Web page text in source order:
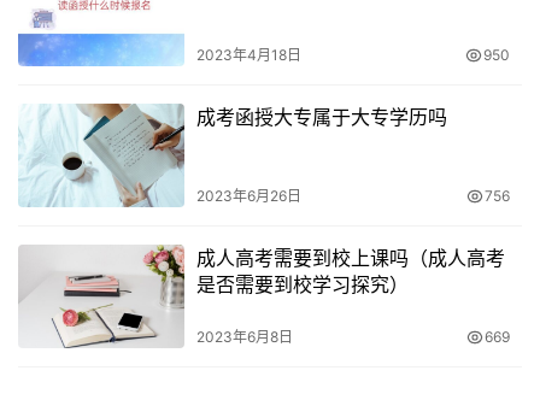
2023年4月18日 950
成考函授大专属于大专学历吗
2023年6月26日 756
成人高考需要到校上课吗（成人高考
是否需要到校学习探究）
2023年6月8日 669